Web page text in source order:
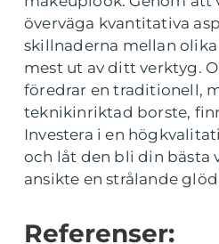
överväga kvantitativa
skillnaderna mellan
mest ut av ditt verktyg.
föredrar en traditionell,
teknikinriktad borste,
Investera i en
och låt den bli din bästa
ansikte en strålande
Referenser: